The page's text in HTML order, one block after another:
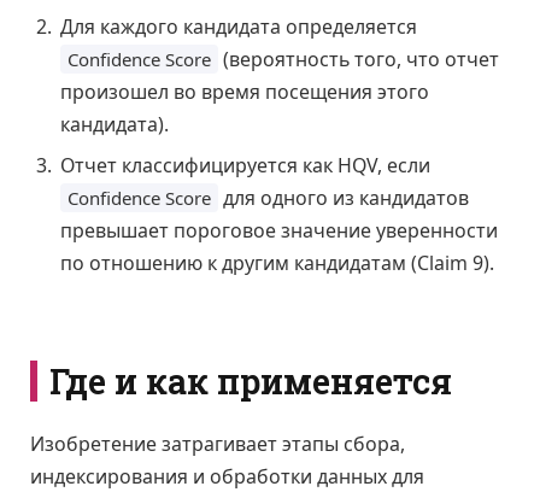
Для каждого кандидата определяется
Confidence Score (вероятность того, что отчет
произошел во время посещения этого
кандидата).
Отчет классифицируется как HQV, если
Confidence Score для одного из кандидатов
превышает пороговое значение уверенности
по отношению к другим кандидатам (Claim 9).
Где и как применяется
Изобретение затрагивает этапы сбора,
индексирования и обработки данных для